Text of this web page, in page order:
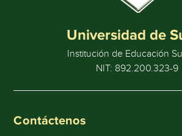
Universidad de
Institución de Educación
NIT: 892.200.323-9
Contáctenos